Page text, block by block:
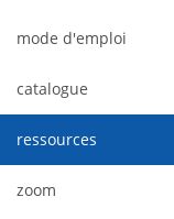
mode d'emploi
catalogue
ressources
zoom